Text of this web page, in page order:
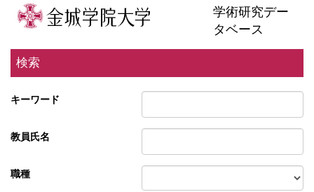
学術研究デー
タベース
検索
キーワード
教員氏名
職種